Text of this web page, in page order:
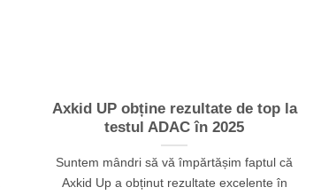
Axkid UP obține rezultate de top la
testul ADAC în 2025
Suntem mândri să vă împărtășim faptul că
Axkid Up a obținut rezultate excelente în